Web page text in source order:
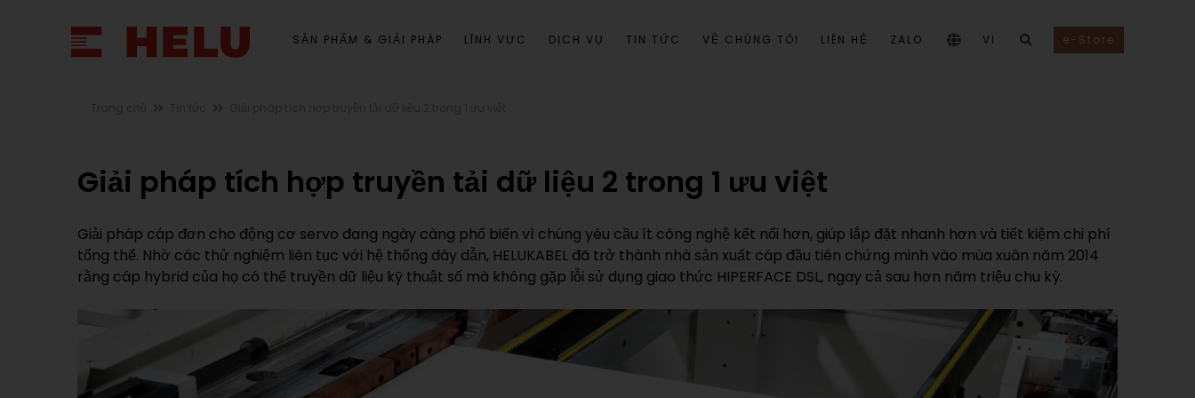
SẢN PHẨM & GIẢI PHÁP LĨNH VỰC DỊCH VỤ TIN TỨC VỀ CHÚNG TÔI LIÊN HỆ ZALO VI e-Store
Giải pháp tích hợp truyền tải dữ liệu 2 trong 1 ưu việt
Giải pháp cáp đơn cho động cơ servo đang ngày càng phổ biến vì chúng yêu cầu ít công nghệ kết nối hơn, giúp lắp đặt nhanh hơn và tiết kiệm chi phí
tổng thể. Nhờ các thử nghiệm liên tục với hệ thống dây dẫn, HELUKABEL đã trở thành nhà sản xuất cáp đầu tiên chứng minh vào mùa xuân năm 2014
rằng cáp hybrid của họ có thể truyền dữ liệu kỹ thuật số mà không gặp lỗi sử dụng giao thức HIPERFACE DSL, ngay cả sau hơn năm triệu chu kỳ.